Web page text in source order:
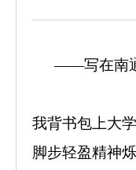
——写在南
我背书包上大
脚步轻盈精神